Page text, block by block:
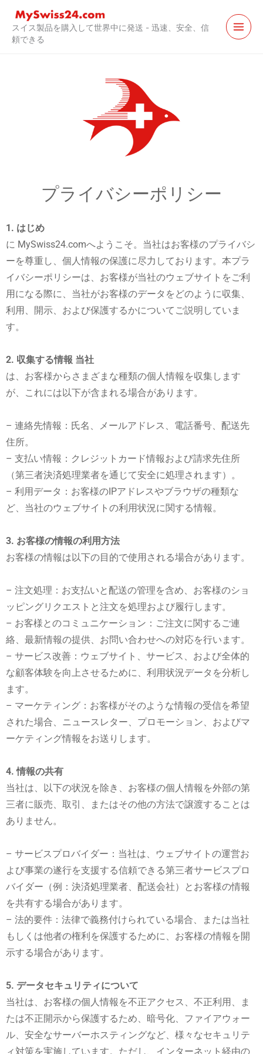
スイス製品を購入して世界中に発送 - 迅速、安全、信
頼できる
プライバシーポリシー
1. はじめ
に MySwiss24.comへようこそ。当社はお客様のプライバシ
ーを尊重し、個人情報の保護に尽力しております。本プラ
イバシーポリシーは、お客様が当社のウェブサイトをご利
用になる際に、当社がお客様のデータをどのように収集、
利用、開示、および保護するかについてご説明していま
す。
2. 収集する情報 当社
は、お客様からさまざまな種類の個人情報を収集します
が、これには以下が含まれる場合があります。
– 連絡先情報：氏名、メールアドレス、電話番号、配送先
住所。
– 支払い情報：クレジットカード情報および請求先住所
（第三者決済処理業者を通じて安全に処理されます）。
– 利用データ：お客様のIPアドレスやブラウザの種類な
ど、当社のウェブサイトの利用状況に関する情報。
3. お客様の情報の利用方法
お客様の情報は以下の目的で使用される場合があります。
– 注文処理：お支払いと配送の管理を含め、お客様のショ
ッピングリクエストと注文を処理および履行します。
– お客様とのコミュニケーション：ご注文に関するご連
絡、最新情報の提供、お問い合わせへの対応を行います。
– サービス改善：ウェブサイト、サービス、および全体的
な顧客体験を向上させるために、利用状況データを分析し
ます。
– マーケティング：お客様がそのような情報の受信を希望
された場合、ニュースレター、プロモーション、およびマ
ーケティング情報をお送りします。
4. 情報の共有
当社は、以下の状況を除き、お客様の個人情報を外部の第
三者に販売、取引、またはその他の方法で譲渡することは
ありません。
– サービスプロバイダー：当社は、ウェブサイトの運営お
よび事業の遂行を支援する信頼できる第三者サービスプロ
バイダー（例：決済処理業者、配送会社）とお客様の情報
を共有する場合があります。
– 法的要件：法律で義務付けられている場合、または当社
もしくは他者の権利を保護するために、お客様の情報を開
示する場合があります。
5. データセキュリティについて
当社は、お客様の個人情報を不正アクセス、不正利用、ま
たは不正開示から保護するため、暗号化、ファイアウォー
ル、安全なサーバーホスティングなど、様々なセキュリテ
ィ対策を実施しています。ただし、インターネット経由の